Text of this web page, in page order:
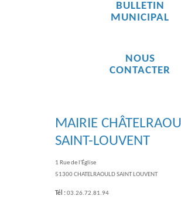
BULLETIN
MUNICIPAL
NOUS
CONTACTER
MAIRIE
SAINT-LOUVENT
1 Rue de l'Église
51300 CHATELRAOULD SAINT LOUVENT
Tél :03.26.72.81.94